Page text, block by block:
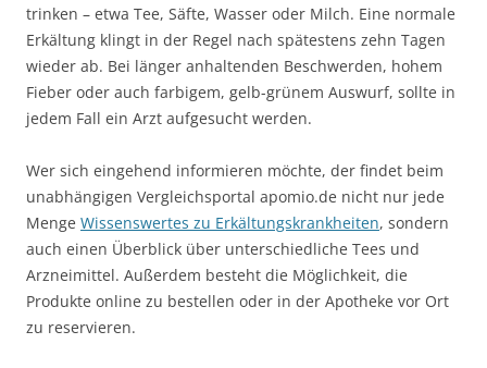
trinken – etwa Tee, Säfte, Wasser oder Milch. Eine normale
Erkältung klingt in der Regel nach spätestens zehn Tagen
wieder ab. Bei länger anhaltenden Beschwerden, hohem
Fieber oder auch farbigem, gelb-grünem Auswurf, sollte in
jedem Fall ein Arzt aufgesucht werden.
Wer sich eingehend informieren möchte, der findet beim
unabhängigen Vergleichsportal apomio.de nicht nur jede
Menge Wissenswertes zu Erkältungskrankheiten, sondern
auch einen Überblick über unterschiedliche Tees und
Arzneimittel. Außerdem besteht die Möglichkeit, die
Produkte online zu bestellen oder in der Apotheke vor Ort
zu reservieren.